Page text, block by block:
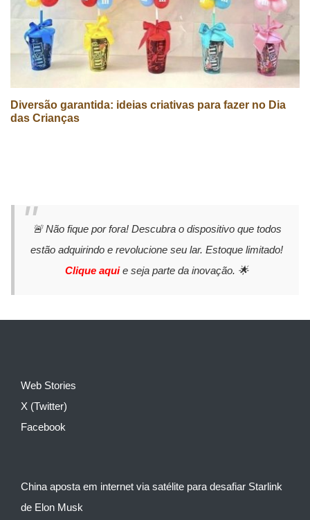
Diversão garantida: ideias criativas para fazer no Dia
das Crianças
🚨 Não fique por fora! Descubra o dispositivo que todos
estão adquirindo e revolucione seu lar. Estoque limitado!
Clique aquie seja parte da inovação. 🌟
Web Stories
X (Twitter)
Facebook
China aposta em internet via satélite para desafiar Starlink
de Elon Musk